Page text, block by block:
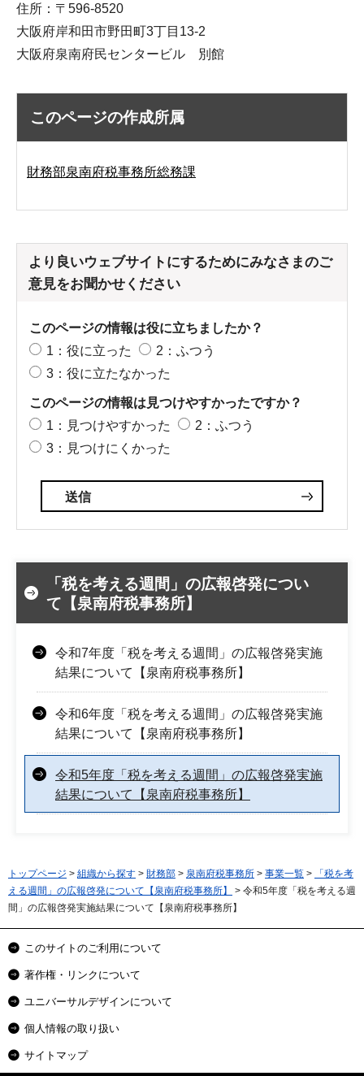
住所：〒596-8520
大阪府岸和田市野田町3丁目13-2
大阪府泉南府民センタービル 別館
このページの作成所属
財務部泉南府税事務所総務課
より良いウェブサイトにするためにみなさまのご
意見をお聞かせください
このページの情報は役に立ちましたか？
1：役に立った
2：ふつう
3：役に立たなかった
このページの情報は見つけやすかったですか？
1：見つけやすかった
2：ふつう
3：見つけにくかった
「税を考える週間」の広報啓発につい
て【泉南府税事務所】
令和7年度「税を考える週間」の広報啓発実施
結果について【泉南府税事務所】
令和6年度「税を考える週間」の広報啓発実施
結果について【泉南府税事務所】
令和5年度「税を考える週間」の広報啓発実施
結果について【泉南府税事務所】
トップページ > 組織から探す > 財務部 > 泉南府税事務所 > 事業一覧 >
「税を考
える週間」の広報啓発について【泉南府税事務所】
> 令和5年度「税を考える週
間」の広報啓発実施結果について【泉南府税事務所】
このサイトのご利用について
著作権・リンクについて
ユニバーサルデザインについて
個人情報の取り扱い
サイトマップ